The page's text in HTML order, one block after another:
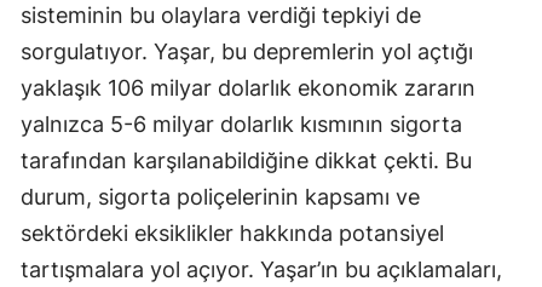
Kırklareli
Kırşehir
Kocaeli
Konya
Kütahya
Malatya
sisteminin bu olaylara verdiği tepkiyi de
sorgulatıyor. Yaşar, bu depremlerin yol açtığı
yaklaşık 106 milyar dolarlık ekonomik zararın
yalnızca 5-6 milyar dolarlık kısmının sigorta
tarafından karşılanabildiğine dikkat çekti. Bu
durum, sigorta poliçelerinin kapsamı ve
sektördeki eksiklikler hakkında potansiyel
tartışmalara yol açıyor. Yaşar’ın bu açıklamaları,